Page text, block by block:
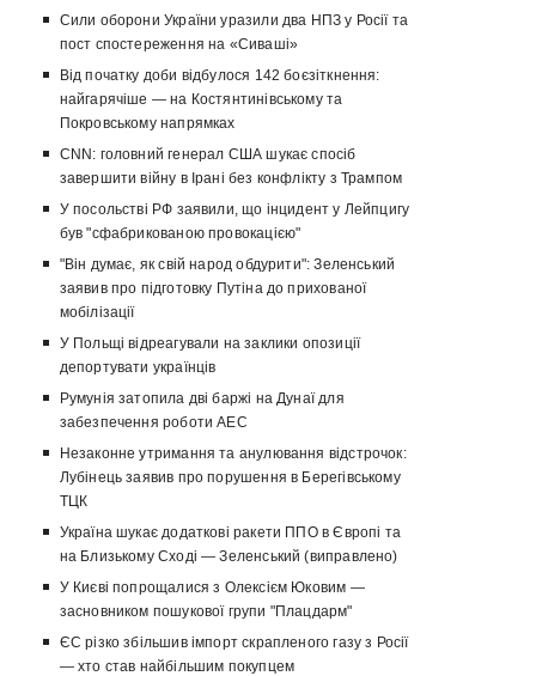
Сили оборони України уразили два НПЗ у Росії та
пост спостереження на «Сиваші»
Від початку доби відбулося 142 боєзіткнення:
найгарячіше — на Костянтинівському та
Покровському напрямках
CNN: головний генерал США шукає спосіб
завершити війну в Ірані без конфлікту з Трампом
У посольстві РФ заявили, що інцидент у Лейпцигу
був "сфабрикованою провокацією"
"Він думає, як свій народ обдурити": Зеленський
заявив про підготовку Путіна до прихованої
мобілізації
У Польщі відреагували на заклики опозиції
депортувати українців
Румунія затопила дві баржі на Дунаї для
забезпечення роботи АЕС
Незаконне утримання та анулювання відстрочок:
Лубінець заявив про порушення в Берегівському
ТЦК
Україна шукає додаткові ракети ППО в Європі та
на Близькому Сході — Зеленський (виправлено)
У Києві попрощалися з Олексієм Юковим —
засновником пошукової групи "Плацдарм"
ЄС різко збільшив імпорт скрапленого газу з Росії
— хто став найбільшим покупцем